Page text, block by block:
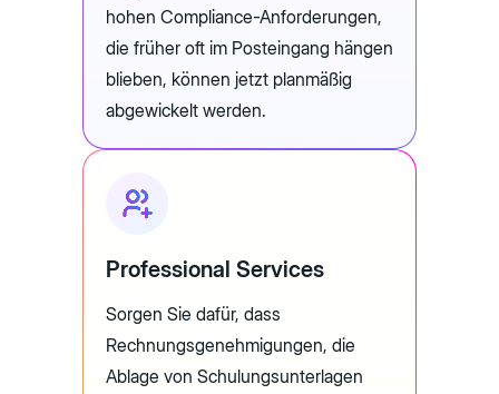
hohen Compliance-Anforderungen,
die früher oft im Posteingang hängen
blieben, können jetzt planmäßig
abgewickelt werden.
Professional Services
Sorgen Sie dafür, dass
Rechnungsgenehmigungen, die
Ablage von Schulungsunterlagen